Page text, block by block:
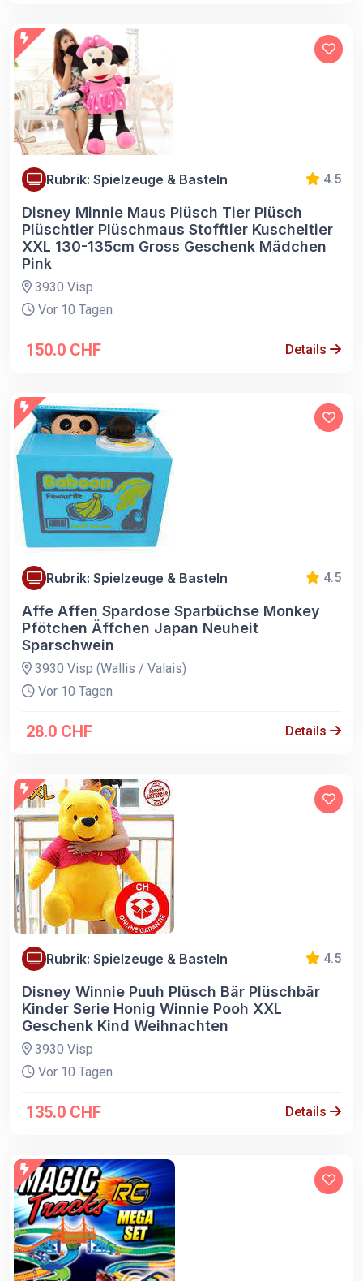
Rubrik: Spielzeuge & Basteln 4.5
Disney Minnie Maus Plüsch Tier Plüsch
Plüschtier Plüschmaus Stofftier Kuscheltier
XXL 130-135cm Gross Geschenk Mädchen
Pink
3930 Visp
Vor 10 Tagen
150.0 CHF Details
Rubrik: Spielzeuge & Basteln 4.5
Affe Affen Spardose Sparbüchse Monkey
Pfötchen Äffchen Japan Neuheit
Sparschwein
3930 Visp (Wallis / Valais)
Vor 10 Tagen
28.0 CHF Details
Rubrik: Spielzeuge & Basteln 4.5
Disney Winnie Puuh Plüsch Bär Plüschbär
Kinder Serie Honig Winnie Pooh XXL
Geschenk Kind Weihnachten
3930 Visp
Vor 10 Tagen
135.0 CHF Details